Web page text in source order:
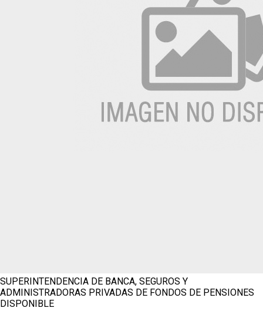
SUPERINTENDENCIA DE BANCA, SEGUROS Y
ADMINISTRADORAS PRIVADAS DE FONDOS DE PENSIONES
DISPONIBLE